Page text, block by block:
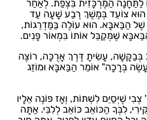
לַתַּחֲנָה הַמֶּרְכָּזִית בִּצְפַת. לְאַחַר
הוּא צוֹעֵד בְּמֶשֶׁךְ רֶבַע שָׁעָה עַד
שֶׁל הַבַּאבָּא. הוּא עוֹלֶה בַּמַּדְרֵגוֹת,
שֶׁמְּקַבֵּל אוֹתוֹ בִּמְאוֹר פָּנִים.
בְּבַקָּשָׁה, עָשִׂיתָ דֶּרֶךְ אֲרֻכָּה, רוֹצֶה
בְּרָכָה" אוֹמֵר הַבַּאבָּא וּמוֹזֵג
שֶׁיְּסַיֵּם לִשְׁתּוֹת, וְאָז פּוֹנֶה אֵלָיו
לִבְּךָ הַכּוֹאֵב כּוֹאֵב לְלִבִּי. אַתָּה